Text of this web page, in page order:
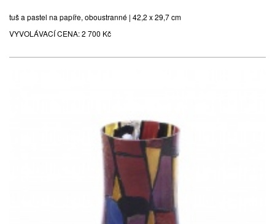
tuš a pastel na papíře, oboustranné | 42,2 x 29,7 cm
VYVOLÁVACÍ CENA:2 700 Kč